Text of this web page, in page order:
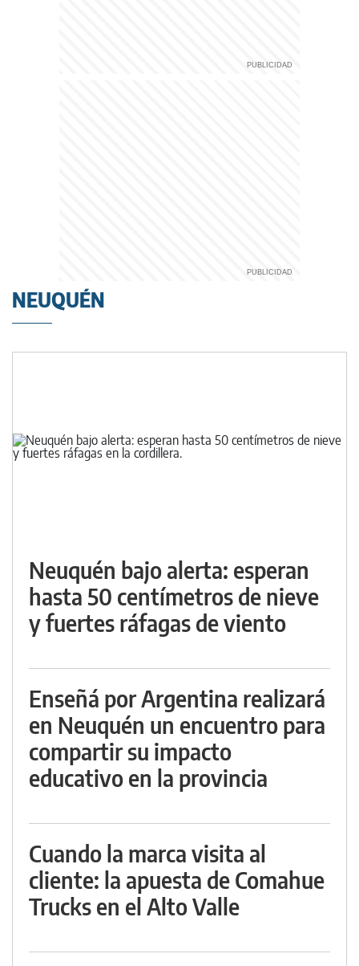
NEUQUÉN
Neuquén bajo alerta: esperan
hasta 50 centímetros de nieve
y fuertes ráfagas de viento
Enseñá por Argentina realizará
en Neuquén un encuentro para
compartir su impacto
educativo en la provincia
Cuando la marca visita al
cliente: la apuesta de Comahue
Trucks en el Alto Valle